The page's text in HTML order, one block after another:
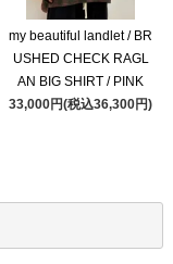
my beautiful landlet / BR
USHED CHECK RAGL
AN BIG SHIRT / PINK
33,000円(税込36,300円)